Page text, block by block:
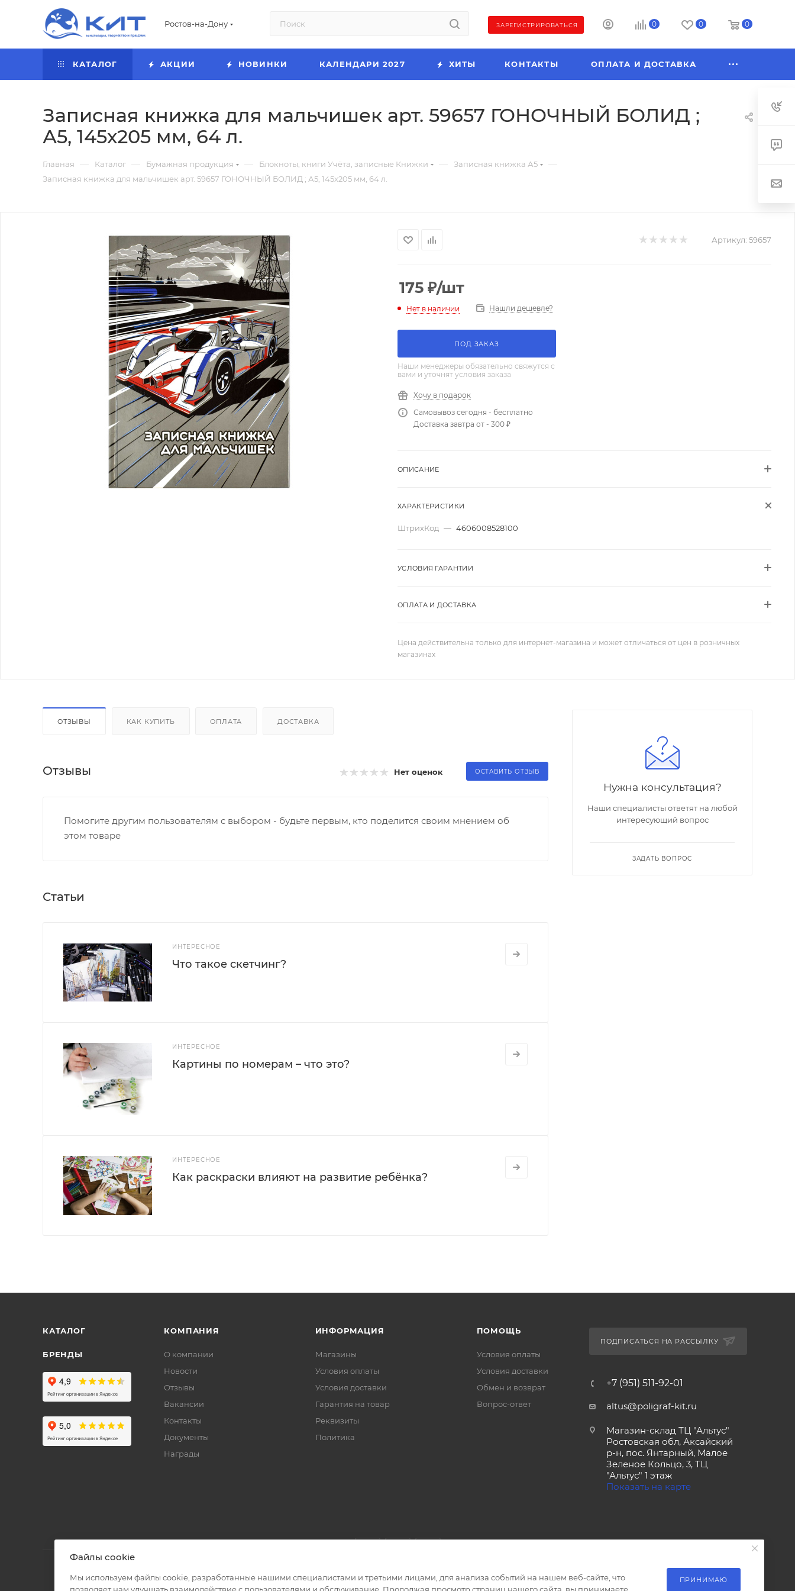
Ростов-на-Дону ЗАРЕГИСТРИРОВАТЬСЯ 0 0 0
КАТАЛОГ АКЦИИ НОВИНКИ КАЛЕНДАРИ 2027 ХИТЫ КОНТАКТЫ ОПЛАТА И ДОСТАВКА
Записная книжка для мальчишек арт. 59657 ГОНОЧНЫЙ БОЛИД ;
А5, 145х205 мм, 64 л.
Главная — Каталог — Бумажная продукция — Блокноты, книги Учёта, записные Книжки — Записная книжка А5 —
Записная книжка для мальчишек арт. 59657 ГОНОЧНЫЙ БОЛИД ; А5, 145х205 мм, 64 л.
Артикул: 59657
175 ₽/шт
Нет в наличии Нашли дешевле?
ПОД ЗАКАЗ
Наши менеджеры обязательно свяжутся с
вами и уточнят условия заказа
Хочу в подарок
Самовывоз сегодня - бесплатно
Доставка завтра от - 300 ₽
ОПИСАНИЕ
ХАРАКТЕРИСТИКИ
ШтрихКод — 4606008528100
УСЛОВИЯ ГАРАНТИИ
ОПЛАТА И ДОСТАВКА
Цена действительна только для интернет-магазина и может отличаться от цен в розничных
магазинах
ОТЗЫВЫ КАК КУПИТЬ ОПЛАТА ДОСТАВКА
Отзывы Нет оценок ОСТАВИТЬ ОТЗЫВ
Помогите другим пользователям с выбором - будьте первым, кто поделится своим мнением об
этом товаре
Статьи
ИНТЕРЕСНОЕ
Что такое скетчинг?
ИНТЕРЕСНОЕ
Картины по номерам – что это?
ИНТЕРЕСНОЕ
Как раскраски влияют на развитие ребёнка?
Нужна консультация?
Наши специалисты ответят на любой
интересующий вопрос
ЗАДАТЬ ВОПРОС
КАТАЛОГ
БРЕНДЫ
КОМПАНИЯ
О компании
Новости
Отзывы
Вакансии
Контакты
Документы
Награды
ИНФОРМАЦИЯ
Магазины
Условия оплаты
Условия доставки
Гарантия на товар
Реквизиты
Политика
ПОМОЩЬ
Условия оплаты
Условия доставки
Обмен и возврат
Вопрос-ответ
ПОДПИСАТЬСЯ НА РАССЫЛКУ
+7 (951) 511-92-01
altus@poligraf-kit.ru
Магазин-склад ТЦ "Альтус"
Ростовская обл, Аксайский
р-н, пос. Янтарный, Малое
Зеленое Кольцо, 3, ТЦ
"Альтус" 1 этаж
Показать на карте
Файлы cookie
Мы используем файлы cookie, разработанные нашими специалистами и третьими лицами, для анализа событий на нашем веб-сайте, что
ПРИНИМАЮ